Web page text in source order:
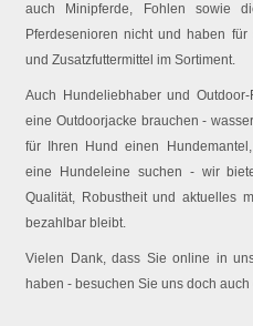
auch Minipferde, Fohlen sowie
Pferdesenioren nicht und haben für
und Zusatzfuttermittel im Sortiment.
Auch Hundeliebhaber und
eine Outdoorjacke brauchen -
für Ihren Hund einen
eine Hundeleine suchen - wir
Qualität, Robustheit und aktuelles
bezahlbar bleibt.
Vielen Dank, dass Sie online in
haben - besuchen Sie uns doch